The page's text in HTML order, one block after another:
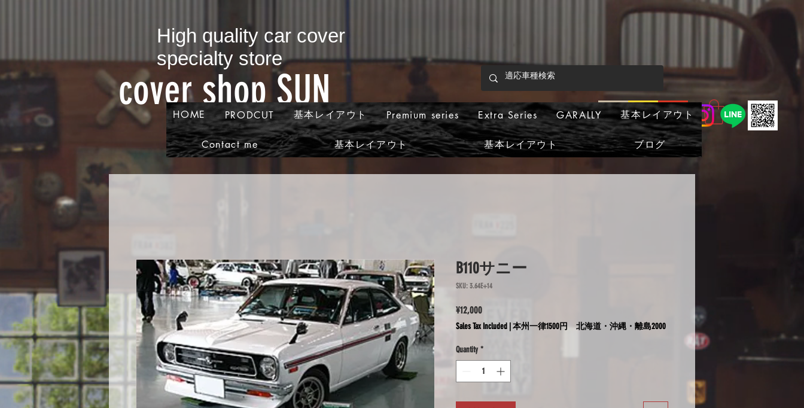
HOME PRODCUT 基本レイアウト Premium series Extra Series GARALLY 基本レイアウト
Contact me 基本レイアウト 基本レイアウト ブログ
​High quality car cover
specialty store
​cover shop SUN
B110サニー
SKU: 3.64E+14
¥12,000Price
Sales Tax Included 本州一律1500円 北海道・沖縄・離島2000
Quantity *